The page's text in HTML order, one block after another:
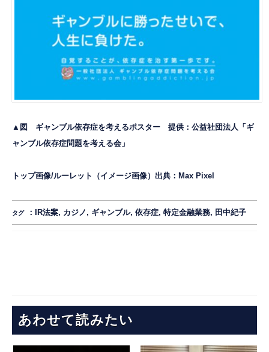
▲図 ギャンブル依存症を考えるポスター 提供：公益社団法人「ギ
ャンブル依存症問題を考える会」
トップ画像/ルーレット（イメージ画像）出典： Max Pixel
タグ ：IR法案, カジノ , ギャンブル,依存症,特定金融業務, 田中紀子
あわせて読みたい